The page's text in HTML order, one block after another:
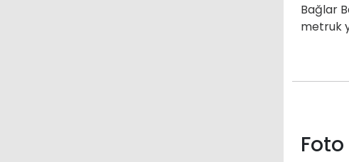
Bağlar
metruk